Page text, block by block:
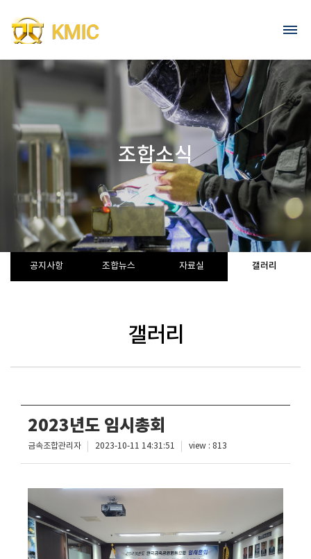
조합소식
공지사항 조합뉴스 자료실 갤러리
갤러리
2023년도 임시총회
금속조합관리자 2023-10-11 14:31:51 view : 813